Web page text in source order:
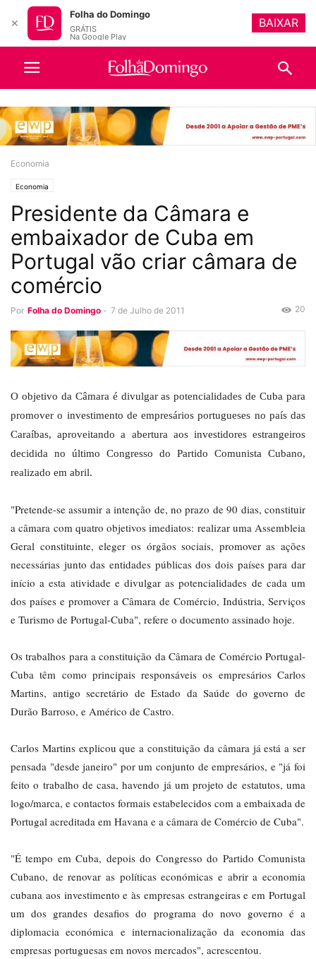
Economia
Economia
Presidente da Câmara e
embaixador de Cuba em
Portugal vão criar câmara de
comércio
Por Folha do Domingo - 7 de Julho de 2011 20
O objetivo da Câmara é divulgar as potencialidades de Cuba para
promover o investimento de empresários portugueses no país das
Caraíbas, aproveitando a abertura aos investidores estrangeiros
decidida no último Congresso do Partido Comunista Cubano,
realizado em abril.
"Pretende-se assumir a intenção de, no prazo de 90 dias, constituir
a câmara com quatro objetivos imediatos: realizar uma Assembleia
Geral constituinte, eleger os órgãos sociais, promover as ações
necessárias junto das entidades públicas dos dois países para dar
início a esta atividade e divulgar as potencialidades de cada um
dos países e promover a Câmara de Comércio, Indústria, Serviços
e Turismo de Portugal-Cuba", refere o documento assinado hoje.
Os trabalhos para a constituição da Câmara de Comércio Portugal-
Cuba têm como principais responsáveis os empresários Carlos
Martins, antigo secretário de Estado da Saúde do governo de
Durão Barroso, e Américo de Castro.
Carlos Martins explicou que a constituição da câmara já está a ser
pensada "desde janeiro" por um conjunto de empresários, e "já foi
feito o trabalho de casa, havendo já um projeto de estatutos, uma
logo/marca, e contactos formais estabelecidos com a embaixada de
Portugal acreditada em Havana e a câmara de Comércio de Cuba".
"É tempo em Cuba, depois do Congresso do Partido Comunista
Cubano, de renovar as políticas económicas e abrir a economia
cubana aos investimento e às empresas estrangeiras e em Portugal
um dos grandes desafios do programa do novo governo é a
diplomacia económica e internacionalização da economia das
empresas portuguesas em novos mercados", acrescentou.
✕
Folha do Domingo
GRÁTIS
Na Google Play
BAIXAR